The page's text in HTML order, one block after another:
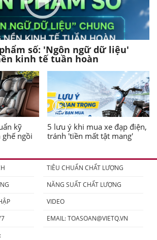
số: 'Ngôn ngữ dữ liệu'
kinh tế tuần hoàn
kỹ
ngồi
5 lưu ý khi mua xe đạp điện,
tránh 'tiền mất tật mang'
TIÊU CHUẨN CHẤT LƯỢNG
NĂNG SUẤT CHẤT LƯỢNG
VIDEO
EMAIL:TOASOAN@VIETQ.VN